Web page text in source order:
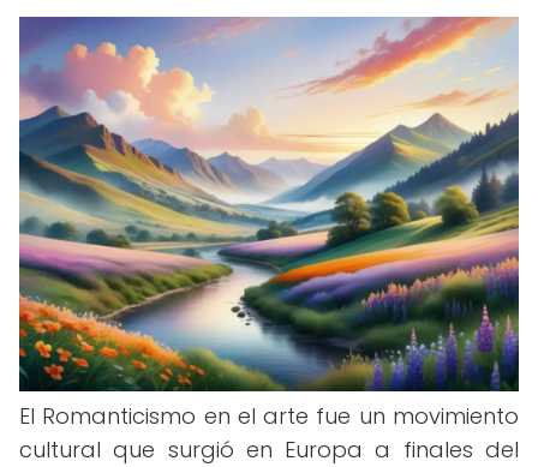
El Romanticismo en el arte fue un movimiento
cultural que surgió en Europa a finales del